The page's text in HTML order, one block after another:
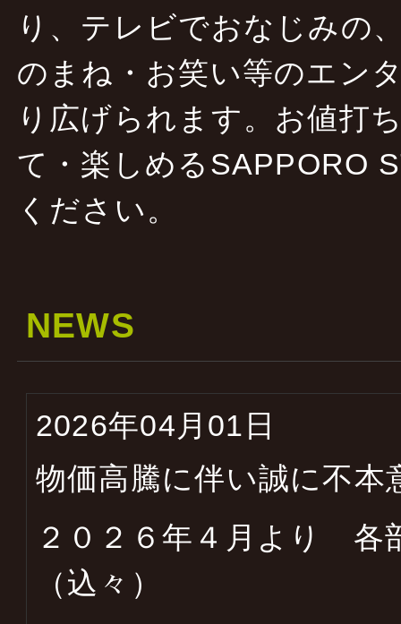
り、テレビでおなじみの
のまね・お笑い等のエン
り広げられます。お値打
て・楽しめるSAPPORO
ください。
NEWS
2026年04月01日
物価高騰に伴い誠に不本
２０２６年４月より
（込々）